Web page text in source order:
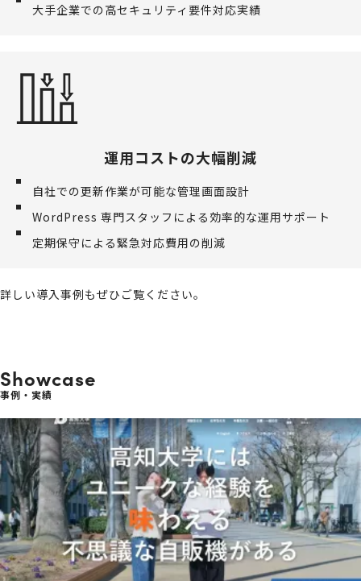
大手企業での高セキュリティ要件対応実績
運用コストの大幅削減
自社での更新作業が可能な管理画面設計
WordPress 専門スタッフによる効率的な運用サポート
定期保守による緊急対応費用の削減
詳しい導入事例もぜひご覧ください。
事例・実績
Showcase